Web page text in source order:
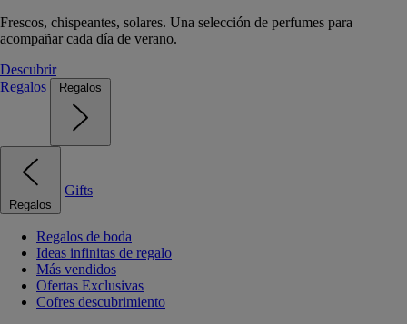
Frescos, chispeantes, solares. Una selección de perfumes para
acompañar cada día de verano.
Descubrir
Regalos
Regalos
Regalos
Gifts
Regalos de boda
Ideas infinitas de regalo
Más vendidos
Ofertas Exclusivas
Cofres descubrimiento